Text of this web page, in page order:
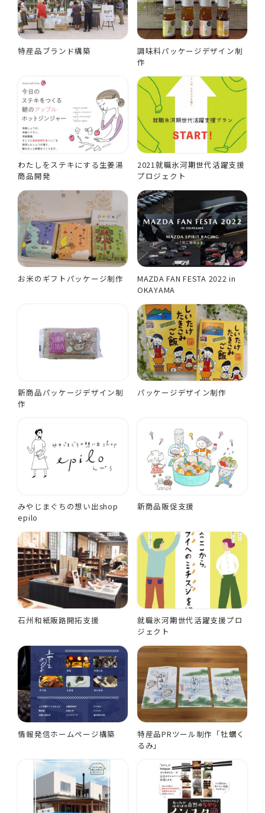
特産品ブランド構築
調味料パッケージデザイン制
作
わたしをステキにする生姜湯
商品開発
2021就職氷河期世代活躍支援
プロジェクト
お米のギフトパッケージ制作
MAZDA FAN FESTA 2022 in
OKAYAMA
新商品パッケージデザイン制
作
パッケージデザイン制作
みやじまぐちの想い出shop
epilo
新商品販促支援
石州和紙販路開拓支援
就職氷河期世代活躍支援プロ
ジェクト
情報発信ホームページ構築
特産品PRツール制作「牡蠣く
るみ」